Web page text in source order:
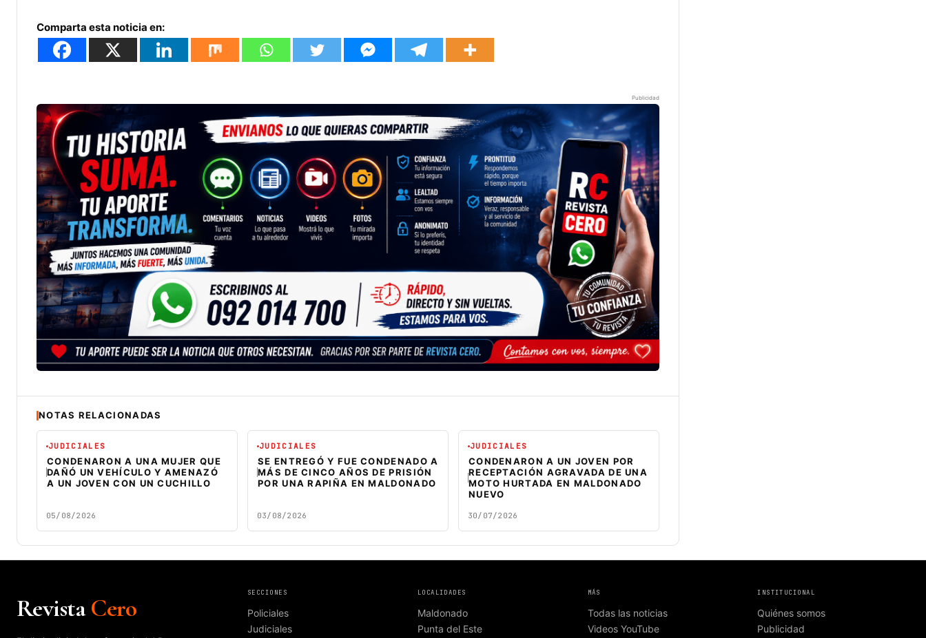
Comparta esta noticia en:
Publicidad
NOTAS RELACIONADAS
JUDICIALES
CONDENARON A UNA MUJER QUE
DAÑÓ UN VEHÍCULO Y AMENAZÓ
A UN JOVEN CON UN CUCHILLO
05/08/2026
JUDICIALES
SE ENTREGÓ Y FUE CONDENADO A
MÁS DE CINCO AÑOS DE PRISIÓN
POR UNA RAPIÑA EN MALDONADO
03/08/2026
JUDICIALES
CONDENARON A UN JOVEN POR
RECEPTACIÓN AGRAVADA DE UNA
MOTO HURTADA EN MALDONADO
NUEVO
30/07/2026
RevistaCero
SECCIONES
Policiales
Judiciales
LOCALIDADES
Maldonado
Punta del Este
MÁS
Todas las noticias
Videos YouTube
INSTITUCIONAL
Quiénes somos
Publicidad